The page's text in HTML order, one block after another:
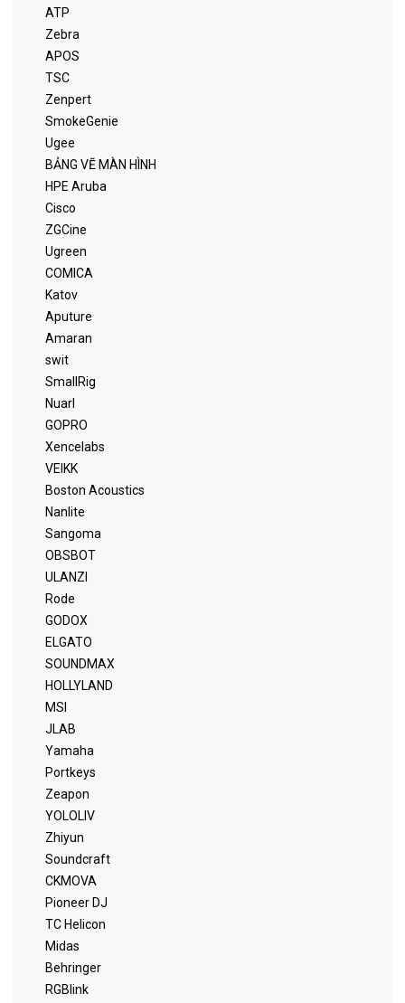
ATP
Zebra
APOS
TSC
Zenpert
SmokeGenie
Ugee
BẢNG VẼ MÀN HÌNH
HPE Aruba
Cisco
ZGCine
Ugreen
COMICA
Katov
Aputure
Amaran
swit
SmallRig
Nuarl
GOPRO
Xencelabs
VEIKK
Boston Acoustics
Nanlite
Sangoma
OBSBOT
ULANZI
Rode
GODOX
ELGATO
SOUNDMAX
HOLLYLAND
MSI
JLAB
Yamaha
Portkeys
Zeapon
YOLOLIV
Zhiyun
Soundcraft
CKMOVA
Pioneer DJ
TC Helicon
Midas
Behringer
RGBlink